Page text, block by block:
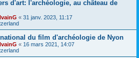
d'art: l'archéologie, au château de
« 31 janv. 2023, 11:17
du film d'archéologie de Nyon
« 16 mars 2021, 14:07